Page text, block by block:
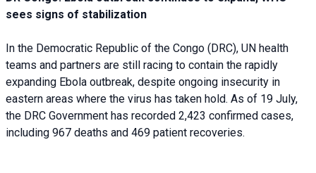
sees signs of stabilization
In the Democratic Republic of the Congo (DRC), UN health
teams and partners are still racing to contain the rapidly
expanding Ebola outbreak, despite ongoing insecurity in
eastern areas where the virus has taken hold. As of 19 July,
the DRC Government has recorded 2,423 confirmed cases,
including 967 deaths and 469 patient recoveries.